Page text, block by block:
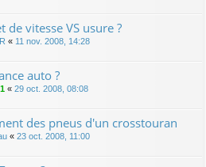
de vitesse VS usure ?
« 11 nov. 2008, 14:28
auto ?
« 29 oct. 2008, 08:08
des pneus d'un crosstouran
« 23 oct. 2008, 11:00